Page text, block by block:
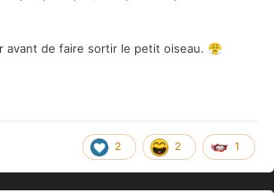
avant de faire sortir le petit oiseau. 😤
2 2 1